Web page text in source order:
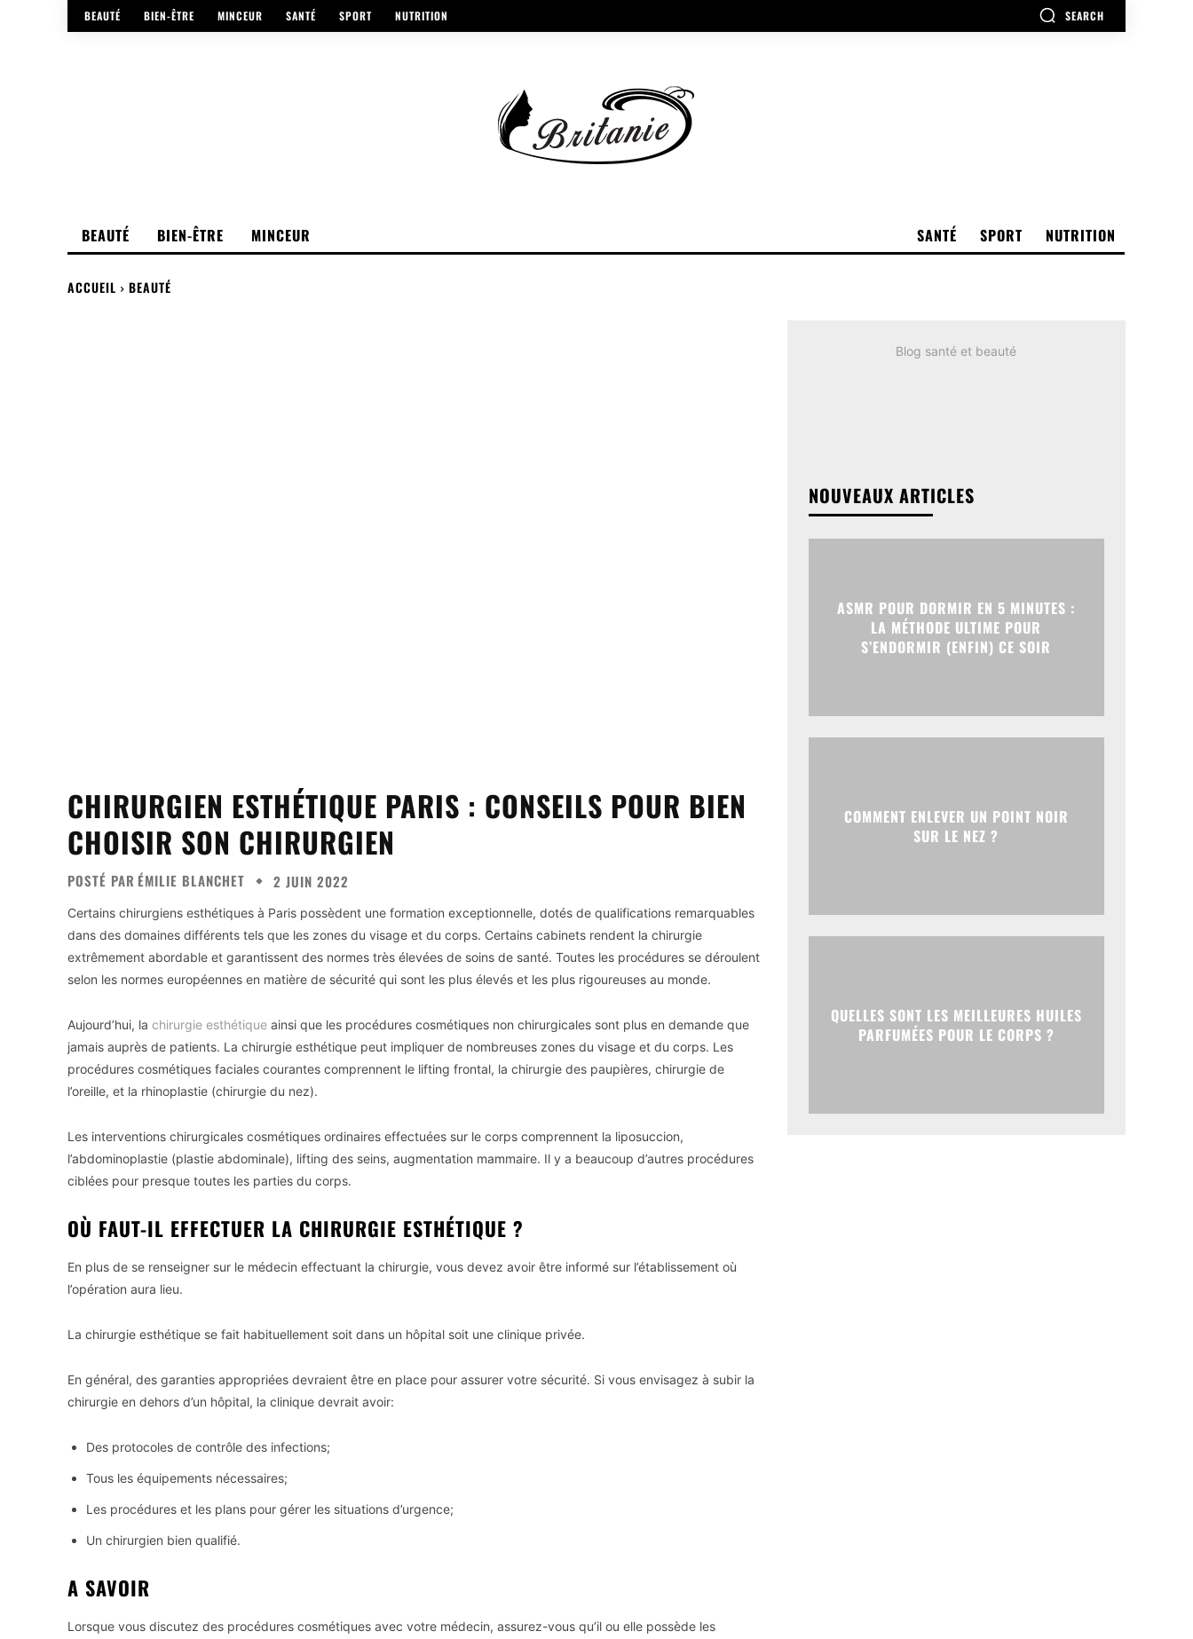
BEAUTÉ BIEN-ÊTRE MINCEUR SANTÉ SPORT NUTRITION SEARCH
SANTÉ SPORT NUTRITION
BEAUTÉ BIEN-ÊTRE MINCEUR
ACCUEIL BEAUTÉ
CHIRURGIEN ESTHÉTIQUE PARIS : CONSEILS POUR BIEN
CHOISIR SON CHIRURGIEN
POSTÉ PAR ÉMILIE BLANCHET 2 JUIN 2022
Certains chirurgiens esthétiques à Paris possèdent une formation exceptionnelle, dotés de qualifications remarquables
dans des domaines différents tels que les zones du visage et du corps. Certains cabinets rendent la chirurgie
extrêmement abordable et garantissent des normes très élevées de soins de santé. Toutes les procédures se déroulent
selon les normes européennes en matière de sécurité qui sont les plus élevés et les plus rigoureuses au monde.
Aujourd’hui, la chirurgie esthétique ainsi que les procédures cosmétiques non chirurgicales sont plus en demande que
jamais auprès de patients. La chirurgie esthétique peut impliquer de nombreuses zones du visage et du corps. Les
procédures cosmétiques faciales courantes comprennent le lifting frontal, la chirurgie des paupières, chirurgie de
l’oreille, et la rhinoplastie (chirurgie du nez).
Les interventions chirurgicales cosmétiques ordinaires effectuées sur le corps comprennent la liposuccion,
l’abdominoplastie (plastie abdominale), lifting des seins, augmentation mammaire. Il y a beaucoup d’autres procédures
ciblées pour presque toutes les parties du corps.
OÙ FAUT-IL EFFECTUER LA CHIRURGIE ESTHÉTIQUE ?
En plus de se renseigner sur le médecin effectuant la chirurgie, vous devez avoir être informé sur l’établissement où
l’opération aura lieu.
La chirurgie esthétique se fait habituellement soit dans un hôpital soit une clinique privée.
En général, des garanties appropriées devraient être en place pour assurer votre sécurité. Si vous envisagez à subir la
chirurgie en dehors d’un hôpital, la clinique devrait avoir:
Des protocoles de contrôle des infections;
Tous les équipements nécessaires;
Les procédures et les plans pour gérer les situations d’urgence;
Un chirurgien bien qualifié.
A SAVOIR
Lorsque vous discutez des procédures cosmétiques avec votre médecin, assurez-vous qu’il ou elle possède les
Blog santé et beauté
NOUVEAUX ARTICLES
ASMR POUR DORMIR EN 5 MINUTES :
LA MÉTHODE ULTIME POUR
S’ENDORMIR (ENFIN) CE SOIR
COMMENT ENLEVER UN POINT NOIR
SUR LE NEZ ?
QUELLES SONT LES MEILLEURES HUILES
PARFUMÉES POUR LE CORPS ?